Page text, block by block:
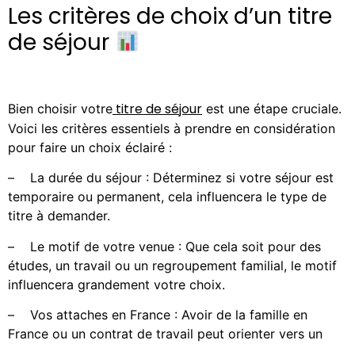
Les critères de choix d’un titre
de séjour
Bien choisir votre titre de séjour est une étape cruciale.
Voici les critères essentiels à prendre en considération
pour faire un choix éclairé :
–
La durée du séjour : Déterminez si votre séjour est
temporaire ou permanent, cela influencera le type de
titre à demander.
–
Le motif de votre venue : Que cela soit pour des
études, un travail ou un regroupement familial, le motif
influencera grandement votre choix.
–
Vos attaches en France : Avoir de la famille en
France ou un contrat de travail peut orienter vers un